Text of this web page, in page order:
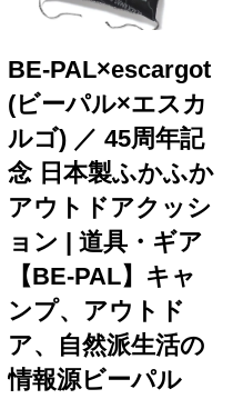
BE-PAL×escargot
(ビーパル×エスカ
ルゴ) ／ 45周年記
念 日本製ふかふか
アウトドアクッシ
ョン | 道具・ギア
【BE-PAL】キャ
ンプ、アウトド
ア、自然派生活の
情報源ビーパル